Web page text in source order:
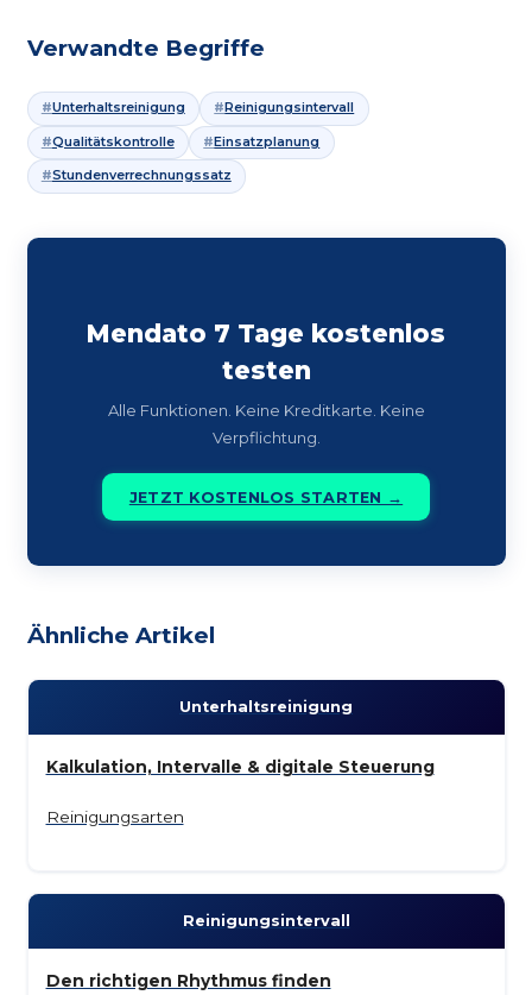
Verwandte Begriffe
Unterhaltsreinigung Reinigungsintervall
Qualitätskontrolle Einsatzplanung
Stundenverrechnungssatz
Mendato 7 Tage kostenlos
testen
Alle Funktionen. Keine Kreditkarte. Keine
Verpflichtung.
JETZT KOSTENLOS STARTEN →
Ähnliche Artikel
Unterhalts­reinigung
Kalkulation, Intervalle & digitale Steuerung
Reinigungsarten
Reinigungs­intervall
Den richtigen Rhythmus finden